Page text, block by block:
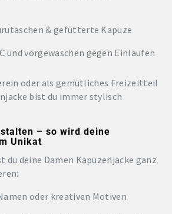
& gefütterte Kapuze
und vorgewaschen gegen Einlaufen
oder als gemütliches Freizeitteil
bist du immer stylisch
– so wird deine
Unikat
du deine Damen Kapuzenjacke ganz
oder kreativen Motiven